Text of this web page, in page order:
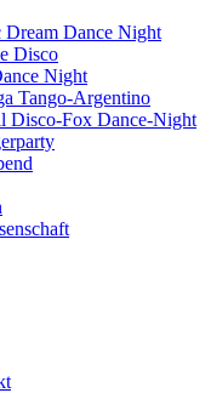
Dream Dance Night
Disco
Night
Tango-Argentino
Disco-Fox Dance-Night